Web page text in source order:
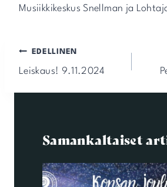
Musiikkikeskus Snellman ja
Artikkelien
selaus
EDELLINEN
Leiskaus! 9.11.2024
Samankaltaiset